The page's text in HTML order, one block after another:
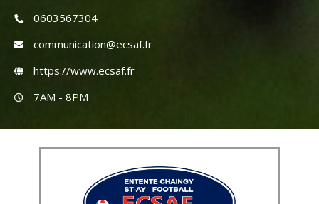
0603567304
communication@ecsaf.fr
https://www.ecsaf.fr
7AM - 8PM